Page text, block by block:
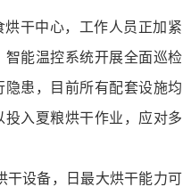
干中心，工作人员正加紧
能温控系统开展全面巡检
患，目前所有配套设施均
入夏粮烘干作业，应对多
干设备，日最大烘干能力可